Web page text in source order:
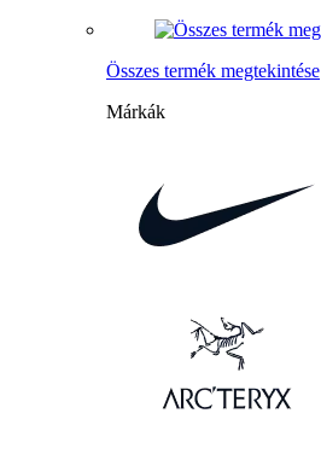
Összes termék megtekintése
Márkák